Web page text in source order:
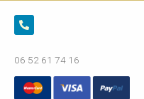
06 52 61 74 16